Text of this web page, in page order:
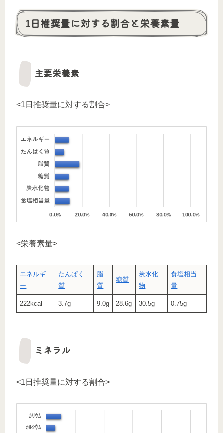
1日推奨量に対する割合と栄養素量
主要栄養素
<1日推奨量に対する割合>
<栄養素量>
エネルギ
ー
たんぱく
質
脂
質
糖質
炭水化
物
食塩相当
量
222kcal 3.7g 9.0g 28.6g 30.5g 0.75g
ミネラル
<1日推奨量に対する割合>